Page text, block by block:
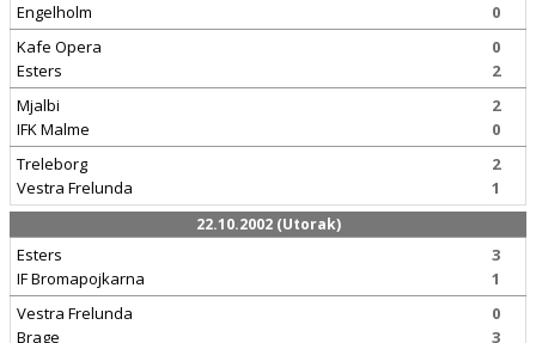
Engelholm
0
Kafe Opera
Esters
0
2
Mjalbi
IFK Malme
2
0
Treleborg
Vestra Frelunda
2
1
22.10.2002 (Utorak)
Esters
IF Bromapojkarna
3
1
Vestra Frelunda
Brage
0
3